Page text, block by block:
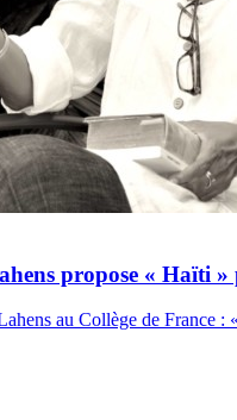
propose « Haïti
au Collège de France :